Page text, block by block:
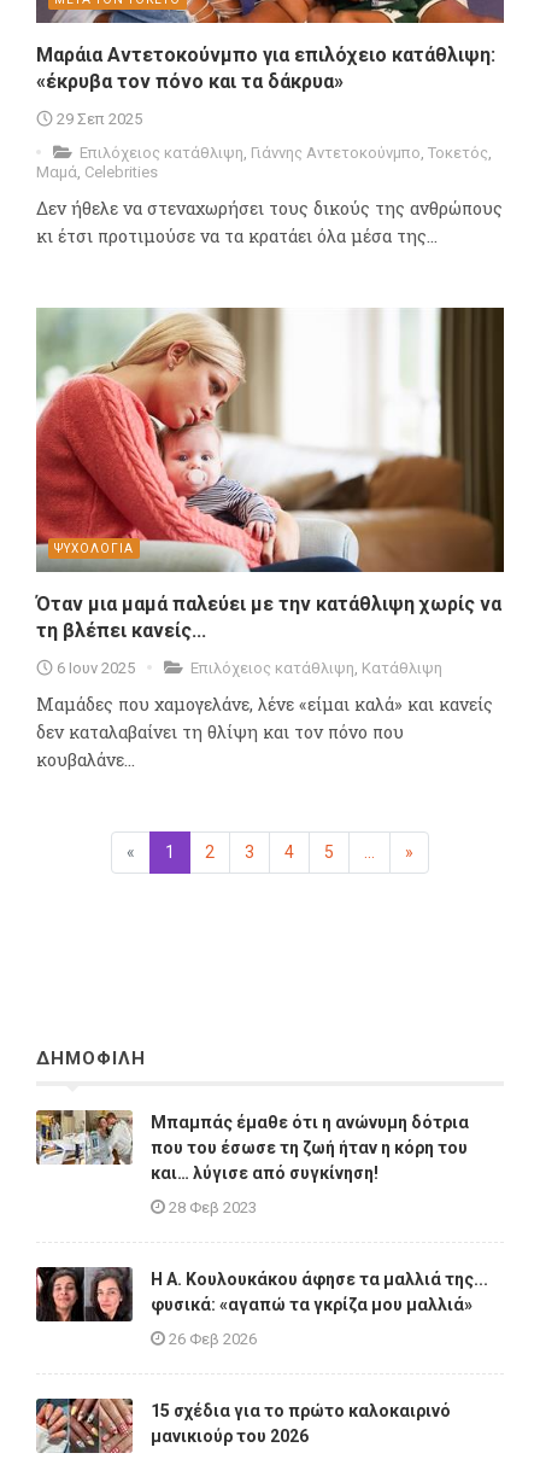
Μαράια Αντετοκούνμπο για επιλόχειο κατάθλιψη:
«έκρυβα τον πόνο και τα δάκρυα»
29 Σεπ 2025
Επιλόχειος κατάθλιψη, Γιάννης Αντετοκούνμπο, Τοκετός,
Μαμά, Celebrities
Δεν ήθελε να στεναχωρήσει τους δικούς της ανθρώπους
κι έτσι προτιμούσε να τα κρατάει όλα μέσα της...
ΨΥΧΟΛΟΓΙΑ
Όταν μια μαμά παλεύει με την κατάθλιψη χωρίς να
τη βλέπει κανείς...
6 Ιουν 2025 Επιλόχειος κατάθλιψη Κατάθλιψη
Μαμάδες που χαμογελάνε, λένε «είμαι καλά» και κανείς
δεν καταλαβαίνει τη θλίψη και τον πόνο που
κουβαλάνε...
« Προηγούμενη
1 (επιλεγμένη)
2 3 4 5 »
ΔΗΜΟΦΙΛΗ
Μπαμπάς έμαθε ότι η ανώνυμη δότρια
που του έσωσε τη ζωή ήταν η κόρη του
και… λύγισε από συγκίνηση!
28 Φεβ 2023
Η A. Κουλουκάκου άφησε τα μαλλιά της...
φυσικά: «αγαπώ τα γκρίζα μου μαλλιά»
26 Φεβ 2026
15 σχέδια για το πρώτο καλοκαιρινό
μανικιούρ του 2026